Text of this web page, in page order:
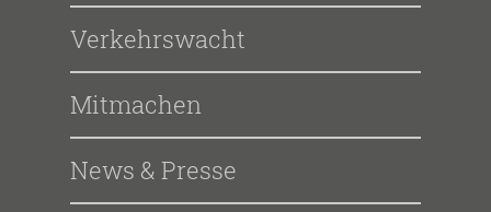
Verkehrswacht
Mitmachen
News & Presse